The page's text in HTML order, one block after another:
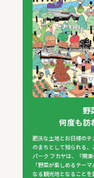
野
何度も訪
肥沃な土地とお日様の
のまちとして知られる
パーク フカヤは、『関
「野菜が楽しめるテー
なる観光地となることを